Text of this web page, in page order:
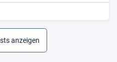
anzeigen